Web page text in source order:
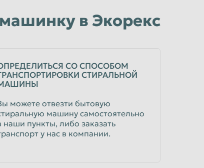
в Экорекс
СО СПОСОБОМ
СТИРАЛЬНОЙ
можете отвезти бытовую
машину самостоятельно
наши пункты, либо заказать
у нас в компании.